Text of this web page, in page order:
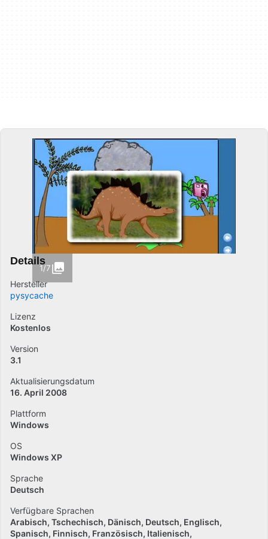
1/7
Details
Hersteller
pysycache
Lizenz
Kostenlos
Version
3.1
Aktualisierungsdatum
16. April 2008
Plattform
Windows
OS
Windows XP
Sprache
Deutsch
Verfügbare Sprachen
Arabisch Tschechisch Dänisch Deutsch Englisch
Spanisch Finnisch Französisch Italienisch